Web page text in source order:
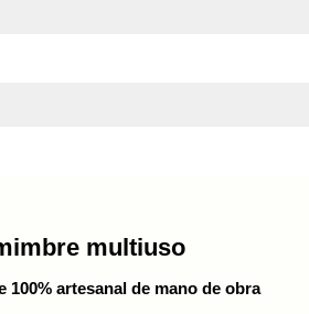
multiuso
100% artesanal de mano de obra